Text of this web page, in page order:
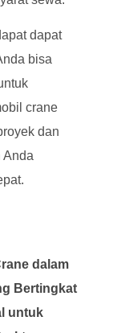
dapat
bisa
crane
dan
Anda
dalam
Bertingkat
untuk